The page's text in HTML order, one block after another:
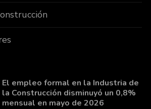
El empleo formal en la Industria de
la Construcción disminuyó un 0,8%
mensual en mayo de 2026